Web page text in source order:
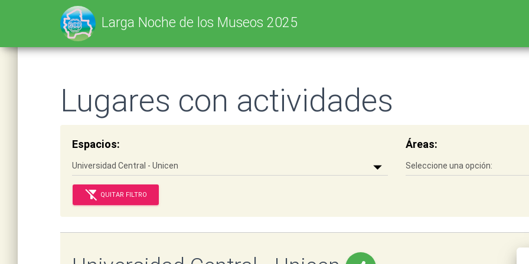
SELECT * FROM tbl_lnm_scz_l25 WHERE cpoFyhValL25 IS NOT NULL AND cpoCodIgoL25 LIKE 'universidad-central-unicen' ORDER BY
Larga Noche de los Museos 2025
Lugares con actividades
Espacios:
filter_alt_off QUITAR FILTRO
Áreas: